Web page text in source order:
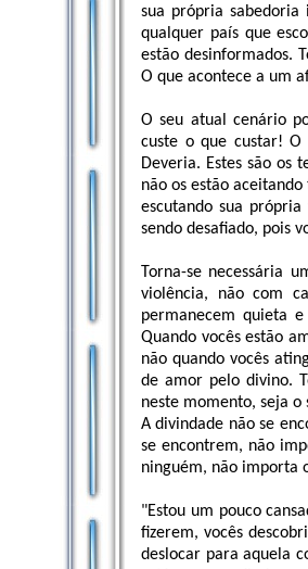
sua própria
qualquer país que
estão desinformados.
O que acontece a um
O seu atual cenário
custe o que custar! O
Deveria. Estes são os
não os estão
escutando sua
sendo desafiado, pois
Torna-se necessária
violência, não com
permanecem quieta
Quando vocês estão
não quando vocês
de amor pelo divino.
neste momento, seja o
A divindade não se
se encontrem, não
ninguém, não importa
"Estou um pouco
fizerem, vocês
deslocar para aquela